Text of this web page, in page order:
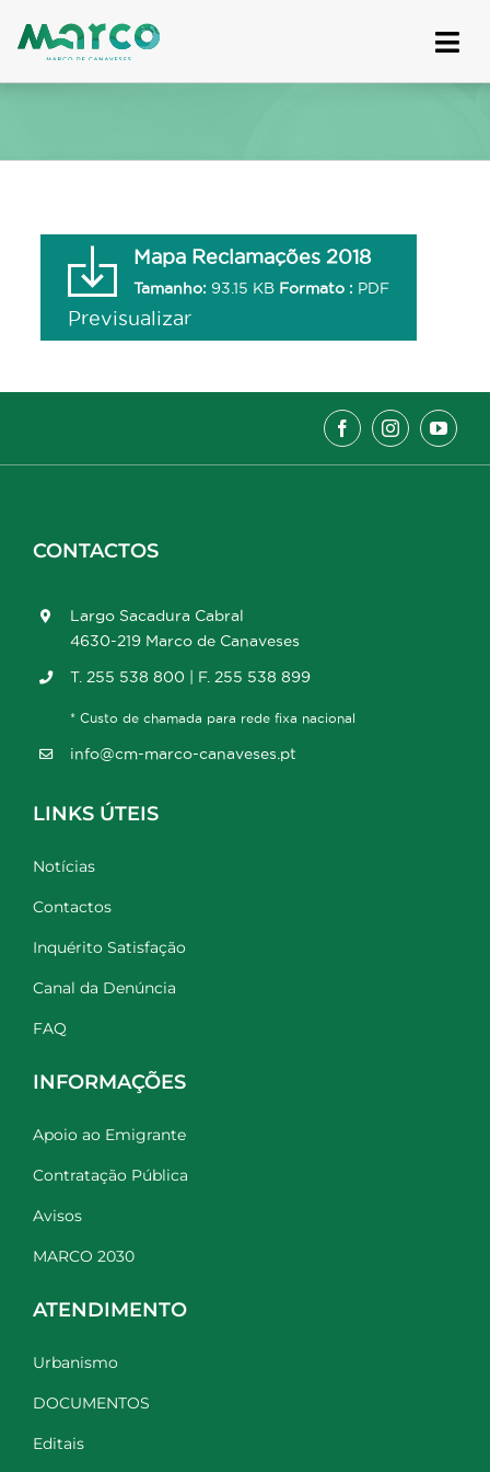
to
Mapa Reclamações 2018
Tamanho: 93.15 KB Formato : PDF
Previsualizar
CONTACTOS
Largo Sacadura Cabral
4630-219 Marco de Canaveses
T. 255 538 800 | F. 255 538 899
* Custo de chamada para rede fixa nacional
info@cm-marco-canaveses.pt
LINKS ÚTEIS
Notícias
Contactos
Inquérito Satisfação
Canal da Denúncia
FAQ
INFORMAÇÕES
Apoio ao Emigrante
Contratação Pública
Avisos
MARCO 2030
ATENDIMENTO
Urbanismo
DOCUMENTOS
Editais